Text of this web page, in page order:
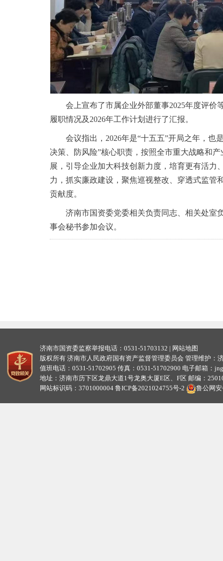
会上宣布了市属企业外部董事2025年度评价
履职情况及2026年工作计划进行了汇报。
会议指出，2026年是“十五五”开局之年，也
决策、防风险”核心职责，按照全市重大战略和
展，引导企业加大科技创新力度，培育更有活力
力，抓实廉政建设，聚焦巡视整改、穿透式监管
贡献度。
济南市国资委党委相关负责同志、相关处室
事会秘书参加会议。
济南市国资委监察举报电话：0531-51703132 | 网站地图
版权所有 济南市人民政府国有资产监督管理委员会 管理维护：
值班电话：0531-51702905 传真：0531-51702900 电子邮箱：
地址：济南市历下区龙鼎大道1号龙奥大厦E区、F区 邮编：
网站标识码：3701000004 鲁ICP备2021024755号-2 鲁公网